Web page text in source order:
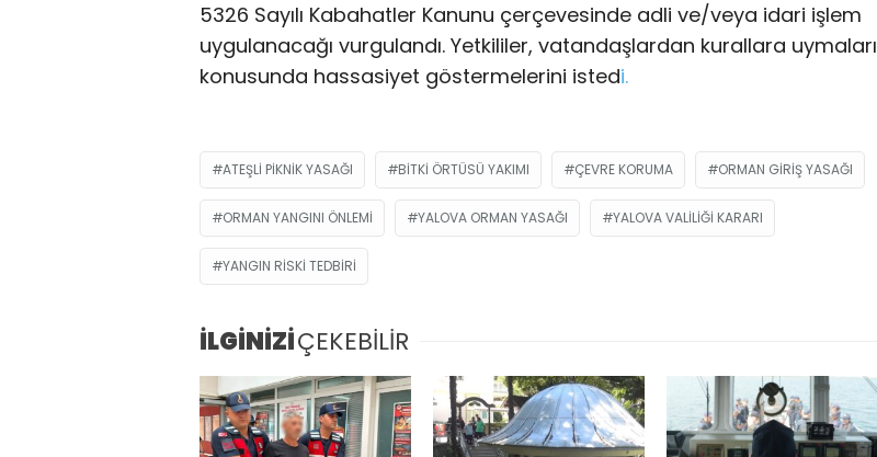
5326 Sayılı Kabahatler Kanunu çerçevesinde adli ve/veya idari işlem
uygulanacağı vurgulandı. Yetkililer, vatandaşlardan kurallara uymaları
konusunda hassasiyet göstermelerini istedi.
ATEŞLI PIKNIK YASAĞI BITKI ÖRTÜSÜ YAKIMI ÇEVRE KORUMA ORMAN GIRIŞ YASAĞI
ORMAN YANGINI ÖNLEMI YALOVA ORMAN YASAĞI YALOVA VALILIĞI KARARI
YANGIN RISKI TEDBIRI
İLGİNİZİÇEKEBİLİR